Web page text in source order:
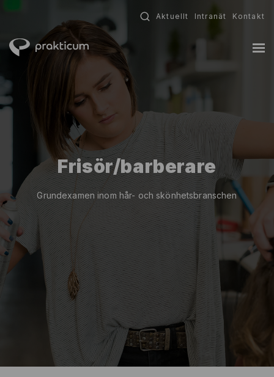
Aktuellt Intranät Kontakt
Frisör/barberare
Grundexamen inom hår- och skönhetsbranschen